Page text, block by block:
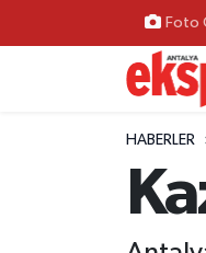
Foto
HABERLER
ÖZEL HABER
GÜNDEM
YEREL GÜNDEM
Nöbetçi
Hava Durumu
Trafik Durumu